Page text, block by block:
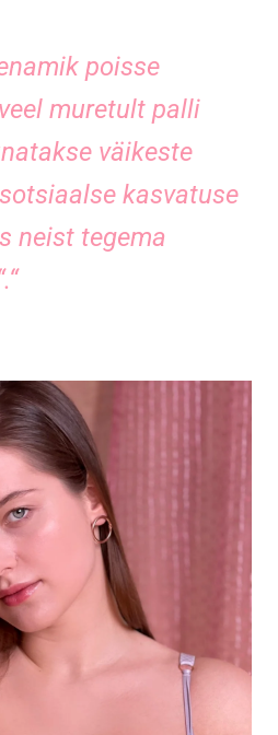
poisse
muretult palli
väikeste
kasvatuse
neist tegema